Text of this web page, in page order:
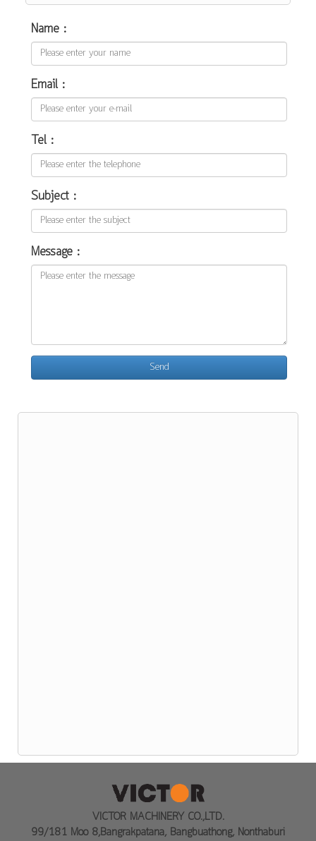
Name :
Email :
Tel :
Subject :
Message :
Send
VICTOR MACHINERY CO.,LTD.
99/181 Moo 8,Bangrakpatana, Bangbuathong, Nonthaburi